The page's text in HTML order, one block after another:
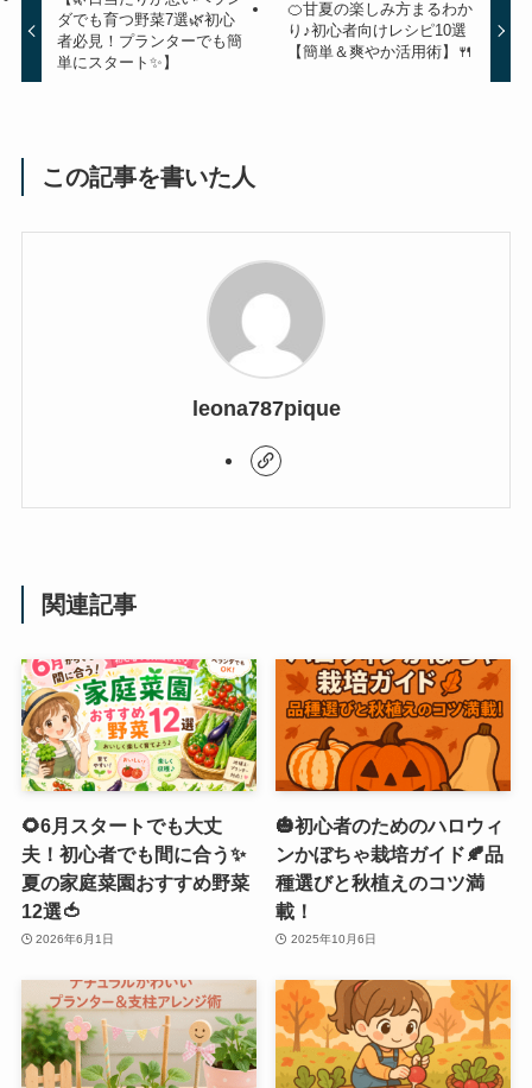
ダでも育つ野菜7選🌿初心
者必見！プランターでも簡
単にスタート✨】
🍊甘夏の楽しみ方まるわか
り♪初心者向けレシピ10選
【簡単＆爽やか活用術】🍴
この記事を書いた人
leona787pique
関連記事
🌻6月スタートでも大丈
夫！初心者でも間に合う✨
夏の家庭菜園おすすめ野菜
12選🍅
2026年6月1日
🎃初心者のためのハロウィ
ンかぼちゃ栽培ガイド🍂品
種選びと秋植えのコツ満
載！
2025年10月6日